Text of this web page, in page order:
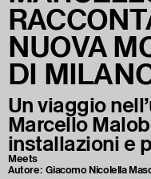
NUOVA
DI
Un viaggio
Marcello
installazioni e
Meets
Autore:Giacomo Nicolella